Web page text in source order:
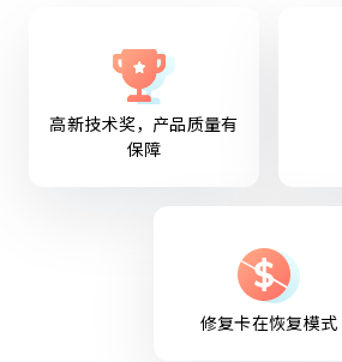
高新技术奖，产品质量有
保障
修复卡在恢复模式